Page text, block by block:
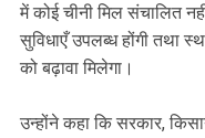
में कोई चीनी मिल संचालित
सुविधाएँ उपलब्ध होंगी तथा
को बढ़ावा मिलेगा।
उन्होंने कहा कि सरकार,